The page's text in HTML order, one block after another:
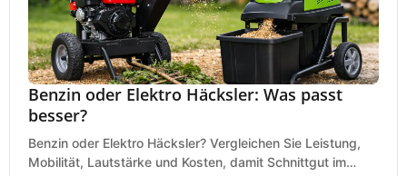
Benzin oder Elektro Häcksler: Was passt
besser?
Benzin oder Elektro Häcksler? Vergleichen Sie Leistung,
Mobilität, Lautstärke und Kosten, damit Schnittgut im